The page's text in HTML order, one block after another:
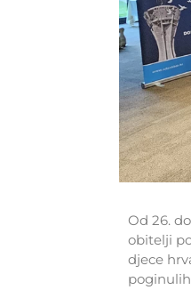
Od 26.
obitelji
djece